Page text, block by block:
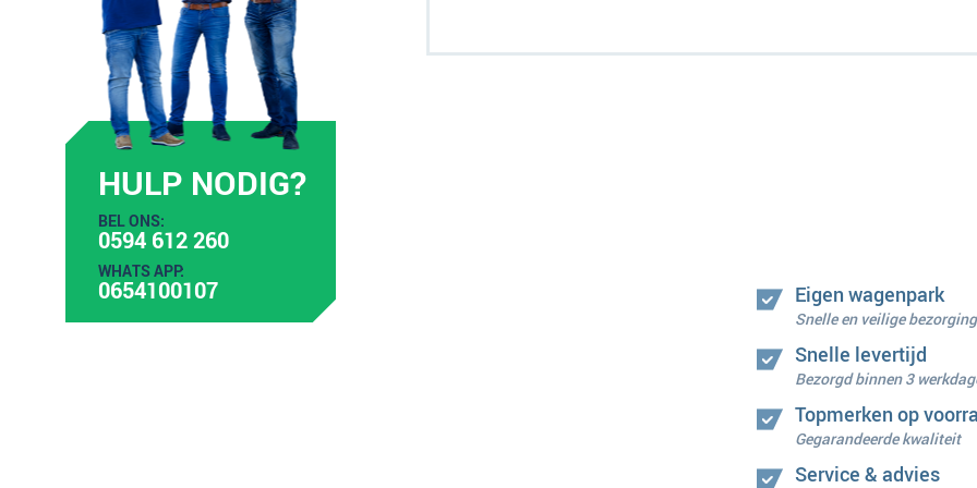
HULP NODIG?
BEL ONS:
0594 612 260
WHATS APP:
0654100107 Eigen wagenpark
Snelle en veilige bezorging
Snelle levertijd
Bezorgd binnen 3
Topmerken op
Gegarandeerde kwaliteit
Service & advies